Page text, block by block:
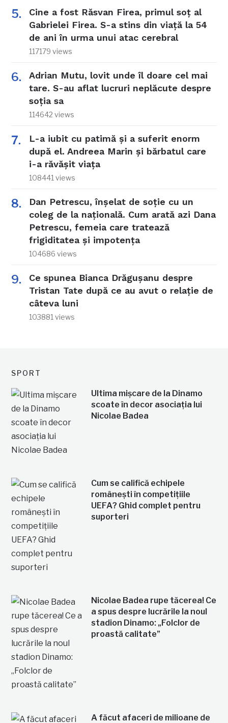
Cine a fost Răsvan Firea, primul soț al
Gabrielei Firea. S-a stins din viață la 54
de ani în urma unui atac cerebral
117179 views
Adrian Mutu, lovit unde îl doare cel mai
tare. S-au aflat lucruri neplăcute despre
soția sa
114642 views
L-a iubit cu patimă și a suferit enorm
după el. Andreea Marin și bărbatul care
i-a răvășit viața
108441 views
Dan Petrescu, înșelat de soție cu un
coleg de la națională. Cum arată azi Dana
Petrescu, femeia care tratează
frigiditatea și impotența
104686 views
Ce spunea Bianca Drăgușanu despre
Tristan Tate după ce au avut o relație de
câteva luni
103881 views
SPORT
Ultima mișcare de la Dinamo
scoate în decor asociația lui
Nicolae Badea
Cum se califică echipele
românești în competițiile
UEFA? Ghid complet pentru
suporteri
Nicolae Badea rupe tăcerea! Ce
a spus despre lucrările la noul
stadion Dinamo: „Folclor de
proastă calitate”
A făcut afaceri de milioane de